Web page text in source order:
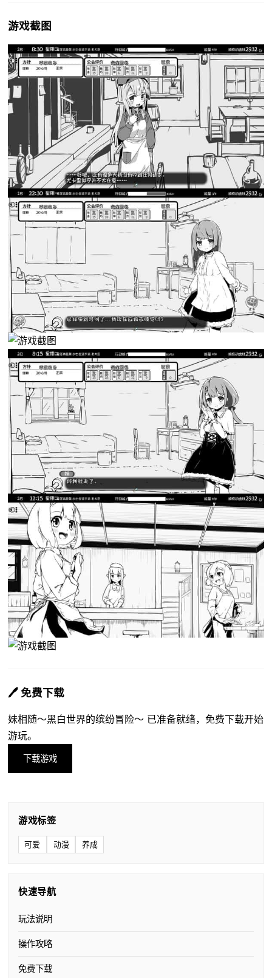
游戏截图
🖊️ 免费下载
妹相随～黑白世界的缤纷冒险～ 已准备就绪，免费下载开始
游玩。
下载游戏
游戏标签
可爱 动漫 养成
快速导航
玩法说明
操作攻略
免费下载